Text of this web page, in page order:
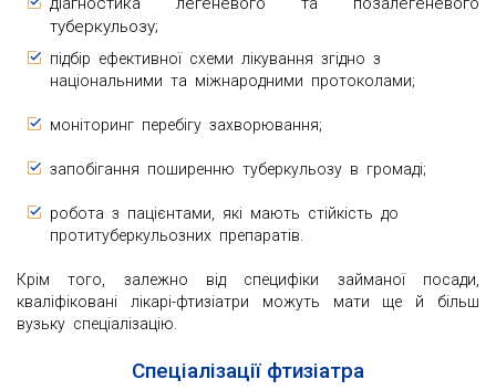
туберкульозу;
підбір ефективної схеми лікування згідно з
національними та міжнародними протоколами;
моніторинг перебігу захворювання;
запобігання поширенню туберкульозу в громаді;
робота з пацієнтами, які мають стійкість до
протитуберкульозних препаратів.
Крім того, залежно від специфіки займаної посади,
кваліфіковані лікарі-фтизіатри можуть мати ще й більш
вузьку спеціалізацію.
Спеціалізації фтизіатра